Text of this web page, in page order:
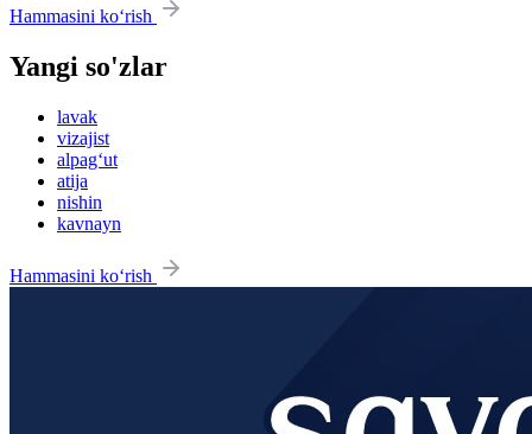
Hammasini ko‘rish
Yangi so'zlar
lavak
vizajist
alpag‘ut
atija
nishin
kavnayn
Hammasini ko‘rish